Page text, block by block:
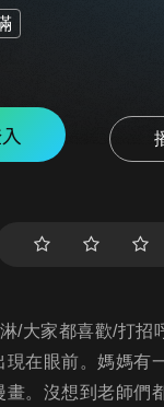
/大家都喜歡/打招
現在眼前。媽媽有
畫。沒想到老師們